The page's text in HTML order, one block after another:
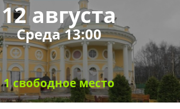
12 августа
Среда 13:00
1 свободное место